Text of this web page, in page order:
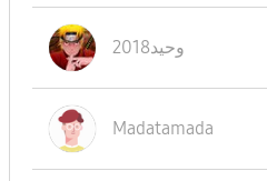
وحيد2018
Madatamada